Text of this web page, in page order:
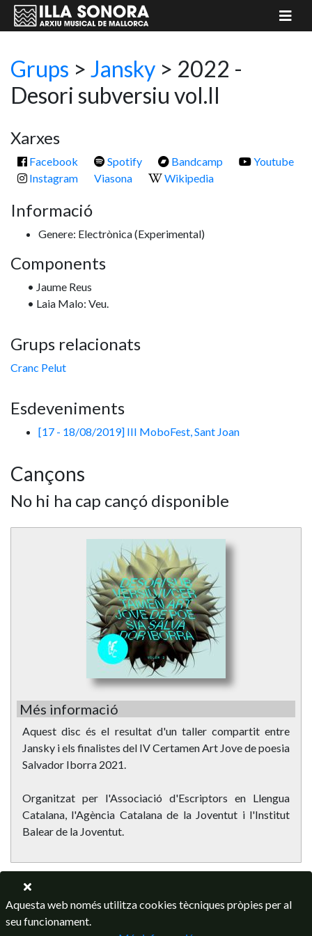
Grups > Jansky > 2022 -
Desori subversiu vol.II
Xarxes
Facebook Spotify Bandcamp
Youtube
Instagram
Viasona Wikipedia
Informació
Genere: Electrònica(Experimental)
Components
• Jaume Reus
• Laia Malo: Veu.
Grups relacionats
Cranc Pelut
Esdeveniments
[17 - 18/08/2019] III MoboFest, Sant Joan
Cançons
No hi ha cap cançó disponible
Més informació
Aquest disc és el resultat d'un taller compartit entre
Jansky i els finalistes del IV Certamen Art Jove de poesia
Salvador Iborra 2021.
Organitzat per l'Associació d'Escriptors en Llengua
Catalana, l'Agència Catalana de la Joventut i l'Institut
Balear de la Joventut.
Aquesta web només utilitza cookies tècniques pròpies per al
seu funcionament.